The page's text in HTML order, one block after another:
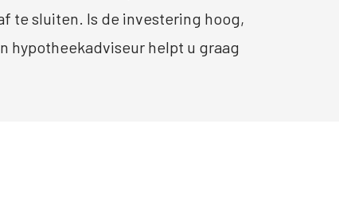
te sluiten. Is de investering hoog,
hypotheekadviseur helpt u graag